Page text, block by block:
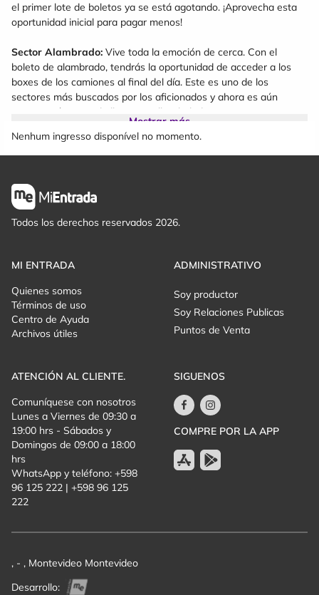
el primer lote de boletos ya se está agotando. ¡Aprovecha esta
oportunidad inicial para pagar menos!
Sector Alambrado: Vive toda la emoción de cerca. Con el
boleto de alambrado, tendrás la oportunidad de acceder a los
boxes de los camiones al final del día. Este es uno de los
sectores más buscados por los aficionados y ahora es aún
mejor: está permitido llevar parrillas, bebidas y
Sector Paddock:¿Te imaginas conocer a los equipos y explorar
para los amantes del automovilismo. Podrás acceder a los boxes
durante todo el día. El sector paddock es ideal para los fanáticos
del automovilismo que desean una experiencia única.
de una experiencia privilegiada, con acceso a los boxes. Para
VIP es el lugar adecuado, incluyendo buffet y cerveza ilimitada.
Aquí, tendrás acceso a un área totalmente privada para disfrutar
con la familia.
La Área VIP ofrece: Buffet y bebidas (solo el domingo),
quienes desean vivir una experiencia única e íntima con la
Fórmula Truck. El estacionamiento se cobrará por separado.
Importante:Si deseas asegurar estos precios imperdibles, ¡no
dejes que se agote el lote!
EN SECTOR ALAMBRADO Y PADDOCK: NIÑOS HASTA 12
AÑOS DE EDAD NO ABONAN ENTRADA.
EN SECTOR ÁREA VIP: NIÑOS HASTA 10 AÑOS DE EDAD NO
ABONAN ENTRADA.
Información crucial:
12/10: Entrenamientos libres y clasificación para el grid de
13/10: Presentaciones y carrera.
Mostrar más
Nenhum ingresso disponível no momento.
Todos los derechos reservados 2026.
MI ENTRADA
Quienes somos
Términos de uso
Centro de Ayuda
Archivos útiles
ADMINISTRATIVO
Soy productor
Soy Relaciones Publicas
Puntos de Venta
ATENCIÓN AL CLIENTE.
Comuníquese con nosotros
Lunes a Viernes de 09:30 a
19:00 hrs - Sábados y
Domingos de 09:00 a 18:00
hrs
WhatsApp y teléfono: +598
96 125 222 | +598 96 125
222
SIGUENOS
COMPRE POR LA APP
Desarrollo:
, - , Montevideo Montevideo